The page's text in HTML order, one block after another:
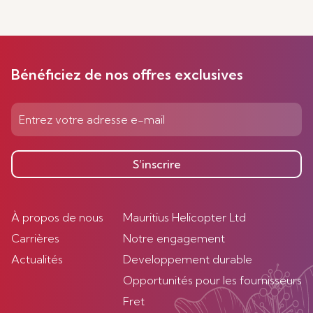
Bénéficiez de nos offres exclusives
S’inscrire
À propos de nous
Carrières
Actualités
Mauritius Helicopter Ltd
Notre engagement
Developpement durable
Opportunités pour les fournisseurs
Fret